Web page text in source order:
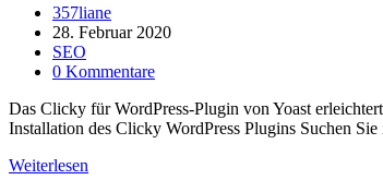
Beitrags-
Autor:
357liane
Beitrag
veröffentlicht:
28. Februar 2020
Beitrags-
Kategorie:
SEO
Beitrags-
0 Kommentare
Das Clicky für WordPress-Plugin von Yoast
Installation des Clicky WordPress Plugins Suchen
Weiterlesen